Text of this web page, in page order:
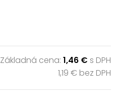
Základná cena: 1,46 € s DPH
1,19 € bez DPH